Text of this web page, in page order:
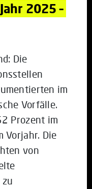
2025 –
Die
im
Vorfälle.
Prozent im
Vorjahr. Die
von